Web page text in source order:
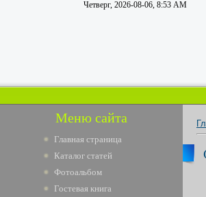
Четверг, 2026-08-06, 8:53 AM
Меню сайта
Главная страница
Каталог статей
Фотоальбом
Гостевая книга